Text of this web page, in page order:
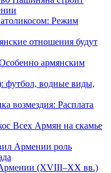
Режим
отношения будут
армянским
футбол, водные виды,
возмездия: Расплата
Всех Армян на скамье
Армении роль
(XVIII–XX вв.)